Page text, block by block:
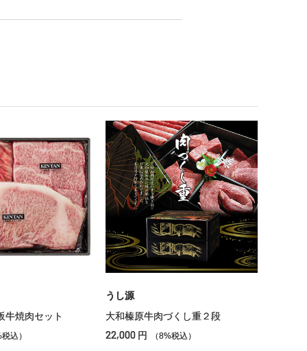
牛焼肉セット
込）
うし源
大和榛原牛肉づくし重２段
22,000 円 （8%税込）